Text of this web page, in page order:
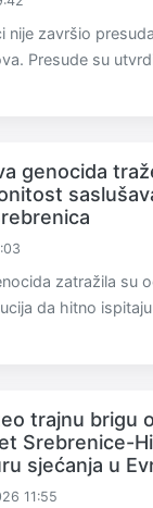
nije završio
Presude su
genocida
zatražila su
da hitno
trajnu brigu o
Srebrenice-
sjećanja u
11:55